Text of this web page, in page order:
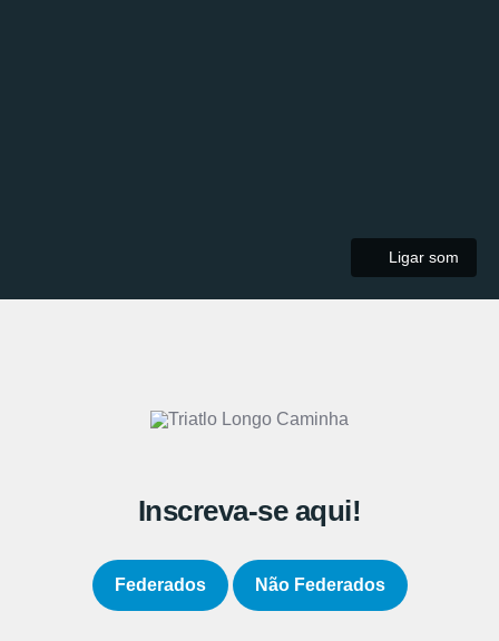
Ligar som
Inscreva-se aqui!
Federados Não Federados